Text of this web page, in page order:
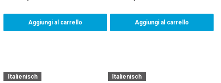
Aggiungi al carrello Aggiungi al carrello
Italienisch Italienisch